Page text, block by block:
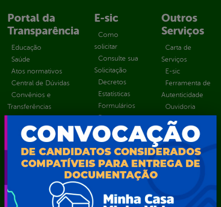
Portal da
Transparência
Educação
Saúde
Atos normativos
Central de Dúvidas
Convênios e
Transferências
Diárias
Emendas
parlamentares
Estrutura
Inicio
LGPD e Governo
E-sic
Como
solicitar
Consulte sua
Solicitação
Decretos
Estatísticas
Formulários
Prazos e
autoridades
Sic Físico
Solicitar
Recurso
Solicitar um
Outros
Serviços
Carta de
Serviços
E-sic
Ferramenta de
Autenticidade
Ouvidoria
Portal Aldir
Blanc
Portal da
Transparência
Transporte